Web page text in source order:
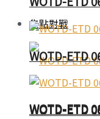
焦點對戰
WOTD-ETD
WOTD-ETD
WOTD-ETD